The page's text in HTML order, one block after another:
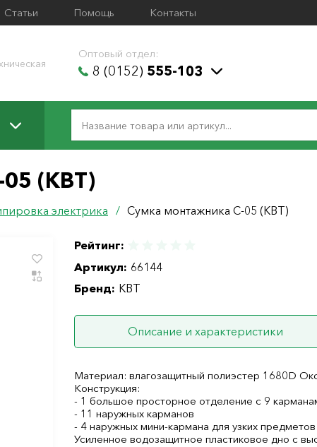
Статьи Помощь Контакты
Оптовый отдел:
8 (0152) 555-103
(КВТ)
электрика / Сумка монтажника С-05 (КВТ)
Рейтинг:
Артикул: 66144
Бренд: КВТ
Описание и характеристики
Материал: влагозащитный полиэстер 1680D
Конструкция:
- 1 большое просторное отделение с 9
- 11 наружных карманов
- 4 наружных мини-кармана для узких предметов
Усиленное водозащитное пластиковое дно с